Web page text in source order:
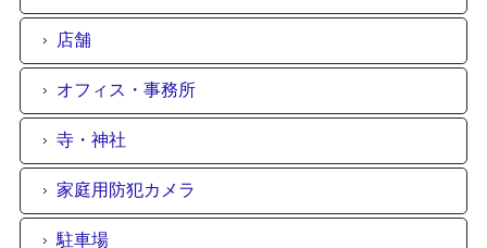
店舗
オフィス・事務所
寺・神社
家庭用防犯カメラ
駐車場